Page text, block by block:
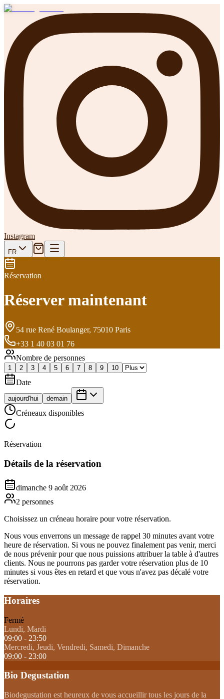
Instagram
FR
Réservation
Réserver maintenant
54 rue René Boulanger, 75010 Paris
+33 1 40 03 01 76
Nombre de personnes
1 2 3 4 5 6 7 8 9 10
Date
aujourd'hui demain
Créneaux disponibles
Réservation
Détails de la réservation
dimanche 9 août 2026
2 personnes
Choisissez un créneau horaire pour votre réservation.
Nous vous enverrons un message de rappel 30 minutes avant votre
heure de réservation. Si vous ne pouvez finalement pas venir, merci
de nous prévenir pour que nous puissions attribuer la table à d'autres
clients. Nous ne pourrons pas garder votre réservation plus de 10
minutes si vous êtes en retard et que vous n'avez pas décalé votre
réservation.
Horaires
Fermé
Lundi, Mardi
09:00 - 23:50
Mercredi, Jeudi, Vendredi, Samedi, Dimanche
09:00 - 23:00
Bio Degustation
Biodegustation est heureux de vous accueillir tous les jours de la